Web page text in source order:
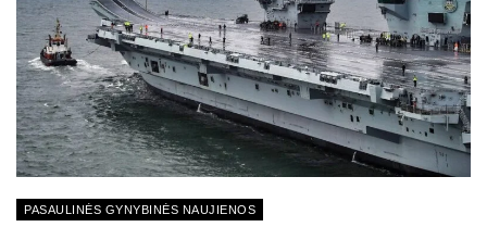
PASAULINĖS GYNYBINĖS NAUJIENOS